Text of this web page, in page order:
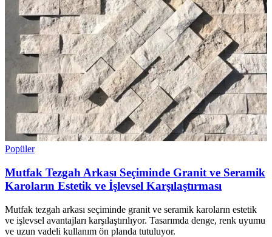
Popüler
Mutfak Tezgah Arkası Seçiminde Granit ve Seramik
Karoların Estetik ve İşlevsel Karşılaştırması
Mutfak tezgah arkası seçiminde granit ve seramik karoların estetik
ve işlevsel avantajları karşılaştırılıyor. Tasarımda denge, renk uyumu
ve uzun vadeli kullanım ön planda tutuluyor.